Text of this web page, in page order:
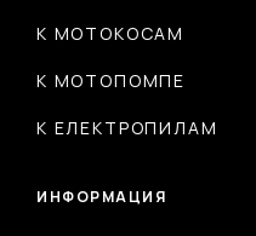
К МОТОКОСАМ
К МОТОПОМПЕ
К ЕЛЕКТРОПИЛАМ
ИНФОРМАЦИЯ